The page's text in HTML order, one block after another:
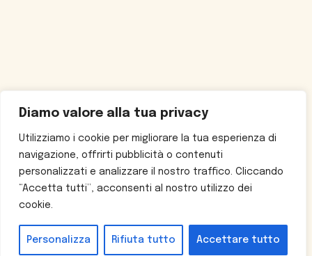
Diamo valore alla tua privacy
Utilizziamo i cookie per migliorare la tua esperienza di
navigazione, offrirti pubblicità o contenuti
personalizzati e analizzare il nostro traffico. Cliccando
“Accetta tutti”, acconsenti al nostro utilizzo dei
cookie.
Personalizza Rifiuta tutto Accettare tutto